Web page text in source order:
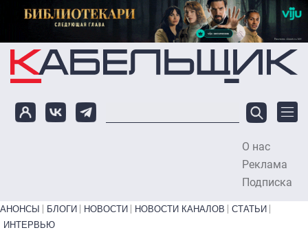
Перейти к основному содержанию
О нас
Реклама
Подписка
Primary links bottom
АНОНСЫ БЛОГИ НОВОСТИ НОВОСТИ КАНАЛОВ
СТАТЬИ
ИНТЕРВЬЮ